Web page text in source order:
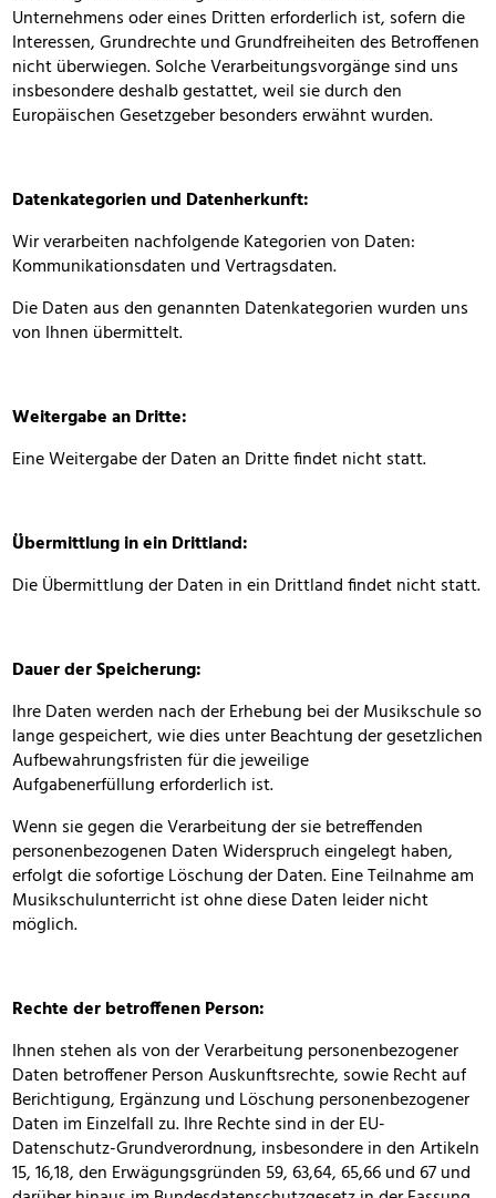
Unternehmens oder eines Dritten erforderlich ist, sofern die
Interessen, Grundrechte und Grundfreiheiten des Betroffenen
nicht überwiegen. Solche Verarbeitungsvorgänge sind uns
insbesondere deshalb gestattet, weil sie durch den
Europäischen Gesetzgeber besonders erwähnt wurden.
Datenkategorien und Datenherkunft:
Wir verarbeiten nachfolgende Kategorien von Daten:
Kommunikationsdaten und Vertragsdaten.
Die Daten aus den genannten Datenkategorien wurden uns
von Ihnen übermittelt.
Weitergabe an Dritte:
Eine Weitergabe der Daten an Dritte findet nicht statt.
Übermittlung in ein Drittland:
Die Übermittlung der Daten in ein Drittland findet nicht statt.
Dauer der Speicherung:
Ihre Daten werden nach der Erhebung bei der Musikschule so
lange gespeichert, wie dies unter Beachtung der gesetzlichen
Aufbewahrungsfristen für die jeweilige
Aufgabenerfüllung erforderlich ist.
Wenn sie gegen die Verarbeitung der sie betreffenden
personenbezogenen Daten Widerspruch eingelegt haben,
erfolgt die sofortige Löschung der Daten. Eine Teilnahme am
Musikschulunterricht ist ohne diese Daten leider nicht
möglich.
Rechte der betroffenen Person:
Ihnen stehen als von der Verarbeitung personenbezogener
Daten betroffener Person Auskunftsrechte, sowie Recht auf
Berichtigung, Ergänzung und Löschung personenbezogener
Daten im Einzelfall zu. Ihre Rechte sind in der EU-
Datenschutz-Grundverordnung, insbesondere in den Artikeln
15, 16,18, den Erwägungsgründen 59, 63,64, 65,66 und 67 und